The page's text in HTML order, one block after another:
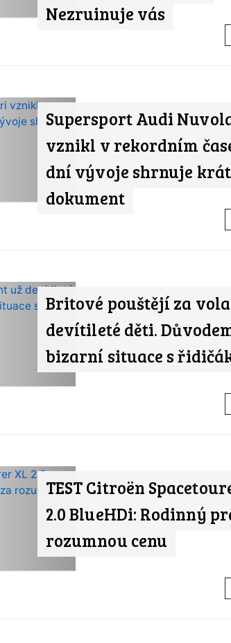
Nezruinuje vás
Supersport Audi
vznikl v rekordním
dní vývoje shrnuje
dokument
Britové pouštějí za
devítileté děti.
bizarní situace s
TEST Citroën
2.0 BlueHDi: Rodinný
rozumnou cenu